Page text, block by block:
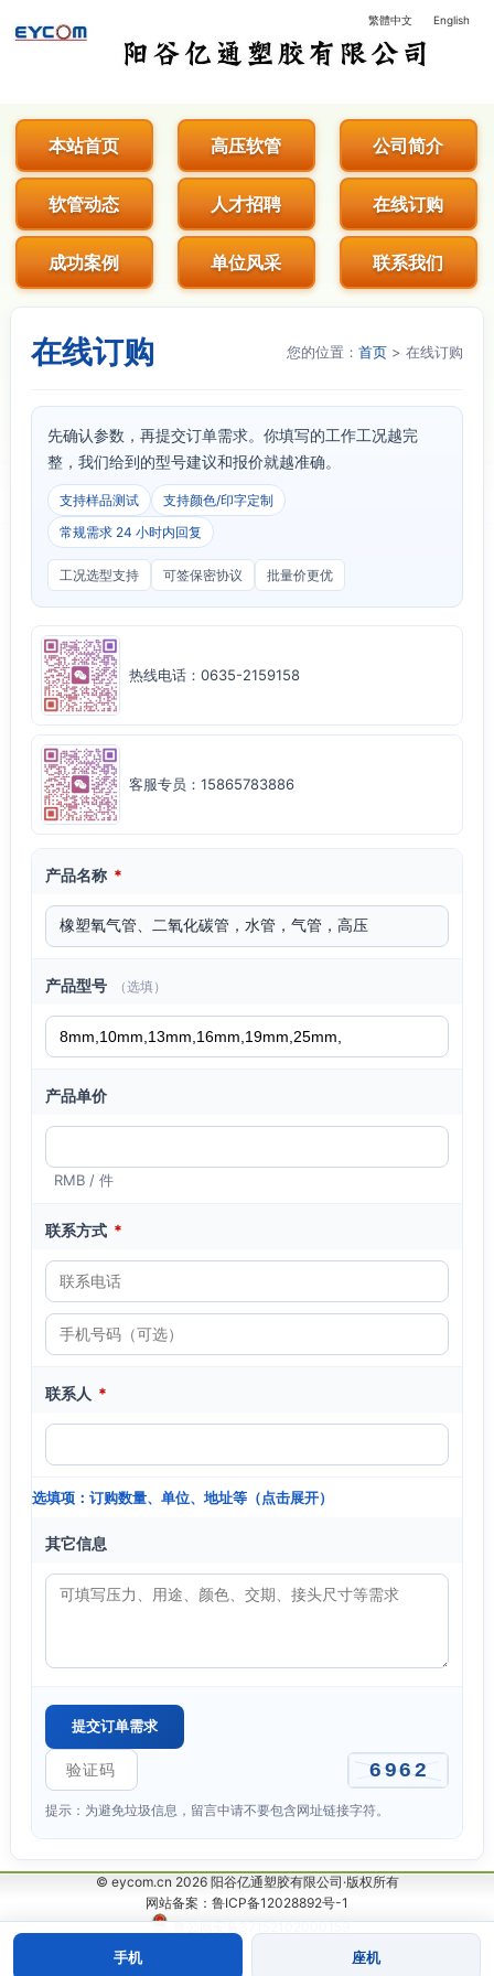
阳谷亿通塑胶有限公司 - 专业生产
繁體中文 English
本站首页 高压软管 公司简介
软管动态 人才招聘 在线订购
成功案例 单位风采 联系我们
在线订购 您的位置：首页 > 在线订购
先确认参数，再提交订单需求。你填写的工作工况越完
整，我们给到的型号建议和报价就越准确。
支持样品测试
支持颜色/印字定制
常规需求 24 小时内回复
工况选型支持 可签保密协议 批量价更优
热线电话：0635-2159158
客服专员：15865783886
产品名称 *
产品型号 （选填）
产品单价
RMB / 件
联系方式 *
联系人 *
选填项：订购数量、单位、地址等（点击展开）
其它信息
提示：为避免垃圾信息，留言中请不要包含网址链接字符。
手机 座机
© eycom.cn 2026 阳谷亿通塑胶有限公司·版权所有
网站备案：鲁ICP备12028892号-1
鲁公网安备37152102000159